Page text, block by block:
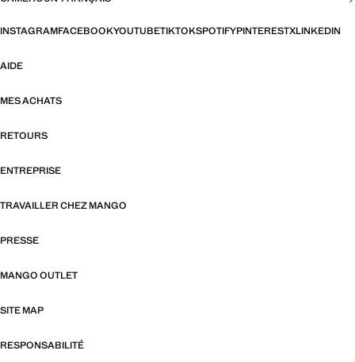
INSTAGRAMFACEBOOKYOUTUBETIKTOKSPOTIFYPINTERESTXLINKEDIN
AIDE
MES ACHATS
RETOURS
ENTREPRISE
TRAVAILLER CHEZ MANGO
PRESSE
MANGO OUTLET
SITE MAP
RESPONSABILITÉ